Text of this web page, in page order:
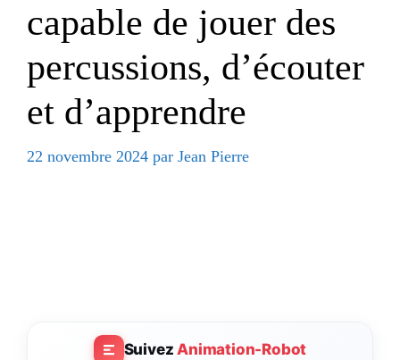
capable de jouer des
percussions, d’écouter
et d’apprendre
22 novembre 2024 par Jean Pierre
SuivezAnimation-Robot